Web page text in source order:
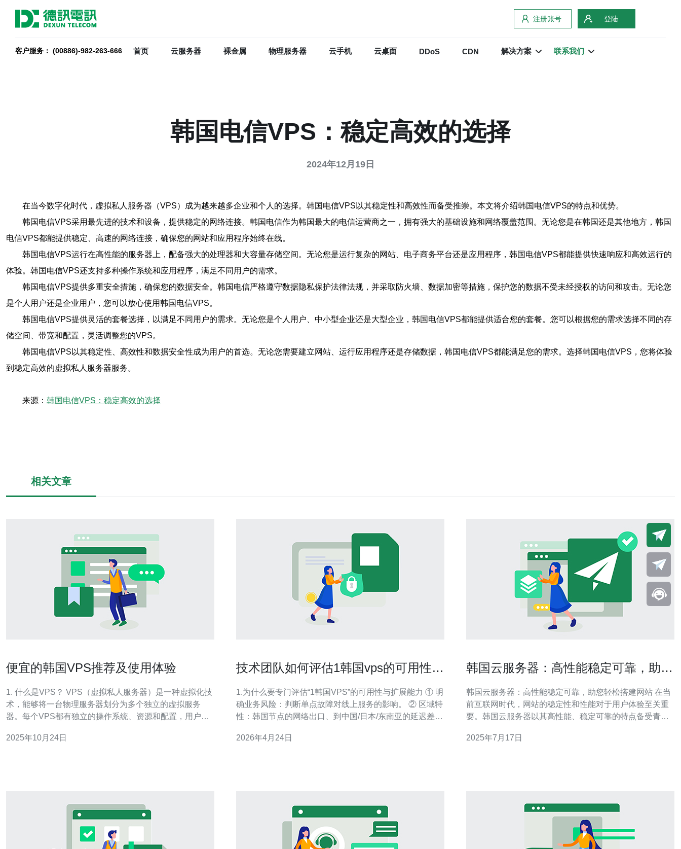
注册账号 登陆
客户服务： (00886)-982-263-666 首页 云服务器 裸金属 物理服务器 云手机 云桌面 DDoS CDN 解决方案 联系我们
韩国电信VPS：稳定高效的选择
2024年12月19日
在当今数字化时代，虚拟私人服务器（VPS）成为越来越多企业和个人的选择。韩国电信VPS以其稳定性和高效性而备受推崇。本文将介绍韩国电信VPS的特点和优势。
韩国电信VPS采用最先进的技术和设备，提供稳定的网络连接。韩国电信作为韩国最大的电信运营商之一，拥有强大的基础设施和网络覆盖范围。无论您是在韩国还是其他地方，韩国
电信VPS都能提供稳定、高速的网络连接，确保您的网站和应用程序始终在线。
韩国电信VPS运行在高性能的服务器上，配备强大的处理器和大容量存储空间。无论您是运行复杂的网站、电子商务平台还是应用程序，韩国电信VPS都能提供快速响应和高效运行的
体验。韩国电信VPS还支持多种操作系统和应用程序，满足不同用户的需求。
韩国电信VPS提供多重安全措施，确保您的数据安全。韩国电信严格遵守数据隐私保护法律法规，并采取防火墙、数据加密等措施，保护您的数据不受未经授权的访问和攻击。无论您
是个人用户还是企业用户，您可以放心使用韩国电信VPS。
韩国电信VPS提供灵活的套餐选择，以满足不同用户的需求。无论您是个人用户、中小型企业还是大型企业，韩国电信VPS都能提供适合您的套餐。您可以根据您的需求选择不同的存
储空间、带宽和配置，灵活调整您的VPS。
韩国电信VPS以其稳定性、高效性和数据安全性成为用户的首选。无论您需要建立网站、运行应用程序还是存储数据，韩国电信VPS都能满足您的需求。选择韩国电信VPS，您将体验
到稳定高效的虚拟私人服务器服务。
来源： 韩国电信VPS：稳定高效的选择
相关文章
便宜的韩国VPS推荐及使用体验
1. 什么是VPS？ VPS（虚拟私人服务器）是一种虚拟化技
术，能够将一台物理服务器划分为多个独立的虚拟服务
器。每个VPS都有独立的操作系统、资源和配置，用户可
提供了更高的性能和灵活性，非常适合中小型企业和个人
2025年10月24日
技术团队如何评估1韩国vps的可用性与
1.为什么要专门评估“1韩国VPS”的可用性与扩展能力 ① 明
确业务风险：判断单点故障对线上服务的影响。 ② 区域特
性：韩国节点的网络出口、到中国/日本/东南亚的延迟差
策略。 ④ 成本与性能平衡：在预算内选择合适的CPU、内
2026年4月24日
韩国云服务器：高性能稳定可靠，助您
韩国云服务器：高性能稳定可靠，助您轻松搭建网站 在当
前互联网时代，网站的稳定性和性能对于用户体验至关重
要。韩国云服务器以其高性能、稳定可靠的特点备受青
和强大的处理器，能够为您的网站提供更快的响应速度和
2025年7月17日